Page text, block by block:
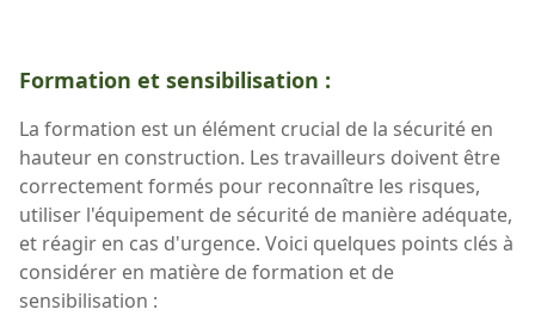
Formation et sensibilisation :
La formation est un élément crucial de la sécurité en
hauteur en construction. Les travailleurs doivent être
correctement formés pour reconnaître les risques,
utiliser l'équipement de sécurité de manière adéquate,
et réagir en cas d'urgence. Voici quelques points clés à
considérer en matière de formation et de
sensibilisation :